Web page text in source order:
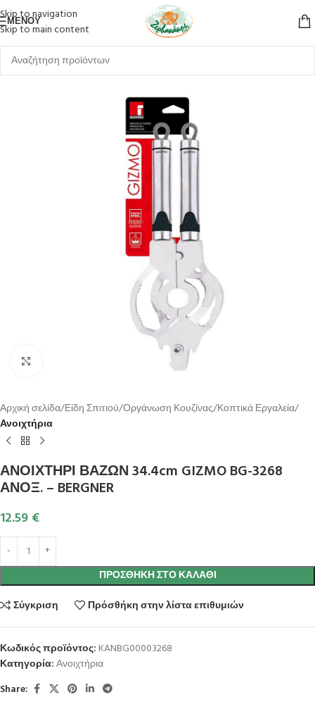
Skip to navigation
Skip to main content
ΜΕΝΟΎ
Αρχική σελίδα Είδη Σπιτιού Οργάνωση Κουζίνας Κοπτικά Εργαλεία
Ανοιχτήρια
ΑΝΟΙΧΤΗΡΙ ΒΑΖΩΝ 34.4cm GIZMO BG-3268
ΑΝΟΞ. – BERGNER
12.59 €
ΠΡΟΣΘΉΚΗ ΣΤΟ ΚΑΛΆΘΙ
Σύγκριση
Πρόσθήκη στην λίστα επιθυμιών
Κωδικός προϊόντος: KANBG00003268
Κατηγορία:Ανοιχτήρια
Share: